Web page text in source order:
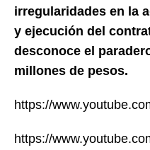
irregularidades en la
y ejecución del
desconoce el
millones de pesos.
https://
https://